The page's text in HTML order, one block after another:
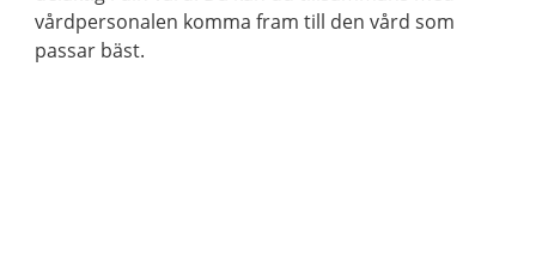
vårdpersonalen komma fram till den vård som
passar bäst.